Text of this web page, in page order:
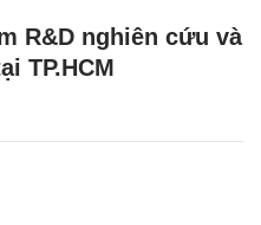
R&D nghiên cứu và
TP.HCM